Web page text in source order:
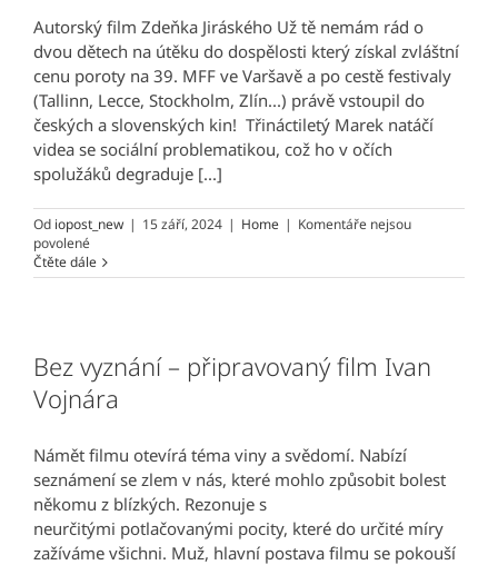
Autorský film Zdeňka Jiráského Už tě nemám rád o
dvou dětech na útěku do dospělosti který získal zvláštní
cenu poroty na 39. MFF ve Varšavě a po cestě festivaly
(Tallinn, Lecce, Stockholm, Zlín...) právě vstoupil do
českých a slovenských kin! Třináctiletý Marek natáčí
videa se sociální problematikou, což ho v očích
spolužáků degraduje [...]
Od iopost_new | 15 září, 2024 | Home | Komentáře nejsou
povolenéu
textu
s
UŽ
TĚ
NEMÁM
v
českých
a
slovenských
kinech!
Čtěte dále
Bez vyznání – připravovaný film Ivan
Vojnára
Námět filmu otevírá téma viny a svědomí. Nabízí
seznámení se zlem v nás, které mohlo způsobit bolest
někomu z blízkých. Rezonuje s
neurčitými potlačovanými pocity, které do určité míry
zažíváme všichni. Muž, hlavní postava filmu se pokouší